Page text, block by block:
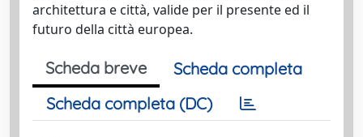
architettura e città, valide per il presente ed il
futuro della città europea.
Scheda breve
Scheda completa
Scheda completa (DC)